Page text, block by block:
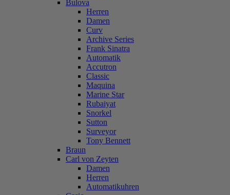
Bulova
Herren
Damen
Curv
Archive Series
Frank Sinatra
Automatik
Accutron
Classic
Maquina
Marine Star
Rubaiyat
Snorkel
Sutton
Surveyor
Tony Bennett
Braun
Carl von Zeyten
Damen
Herren
Automatikuhren